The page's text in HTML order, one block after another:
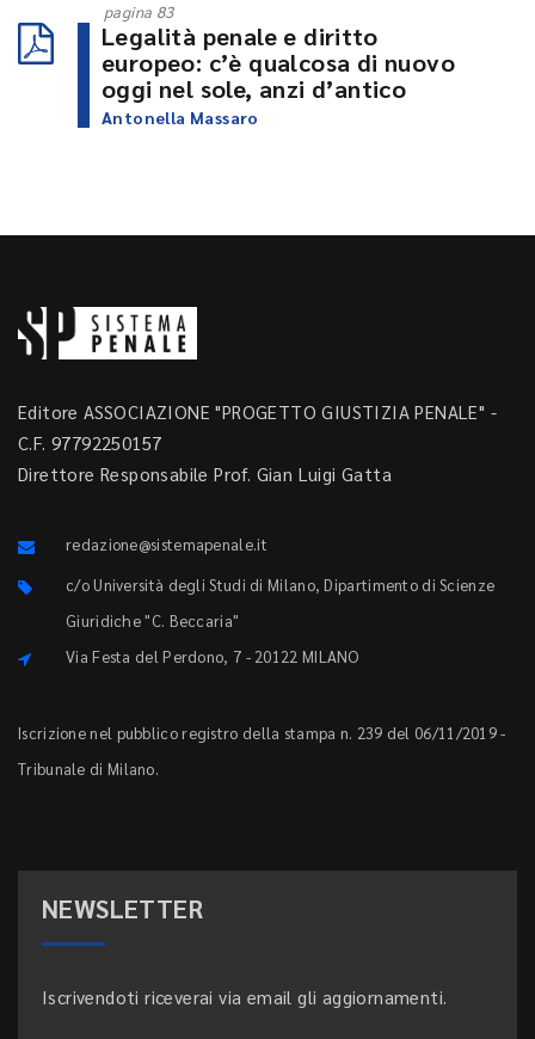
pagina 83
Legalità penale e diritto
europeo: c’è qualcosa di nuovo
oggi nel sole, anzi d’antico
Antonella Massaro
Editore ASSOCIAZIONE "PROGETTO GIUSTIZIA PENALE" -
C.F. 97792250157
Direttore Responsabile Prof. Gian Luigi Gatta
redazione@sistemapenale.it
c/o Università degli Studi di Milano, Dipartimento di Scienze
Giuridiche "C. Beccaria"
Via Festa del Perdono, 7 - 20122 MILANO
Iscrizione nel pubblico registro della stampa n. 239 del 06/11/2019 -
Tribunale di Milano.
NEWSLETTER
Iscrivendoti riceverai via email gli aggiornamenti.